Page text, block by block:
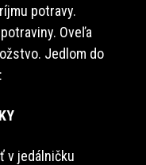
potravy.
Oveľa
Jedlom do
v jedálničku